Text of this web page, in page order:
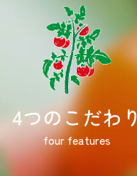
4つのこだわり
four features